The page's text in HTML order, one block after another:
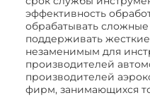
эффективность
обрабатывать
поддерживать
незаменимым для
производителей
производителей
фирм, занимающихся